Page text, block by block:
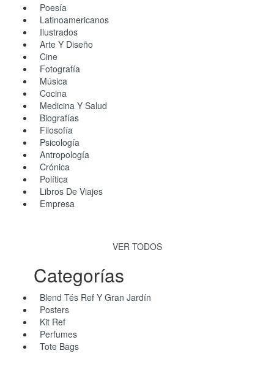
Poesía
Latinoamericanos
Ilustrados
Arte Y Diseño
Cine
Fotografía
Música
Cocina
Medicina Y Salud
Biografías
Filosofía
Psicología
Antropología
Crónica
Política
Libros De Viajes
Empresa
VER TODOS
Categorías
Blend Tés Ref Y Gran Jardín
Posters
Kit Ref
Perfumes
Tote Bags